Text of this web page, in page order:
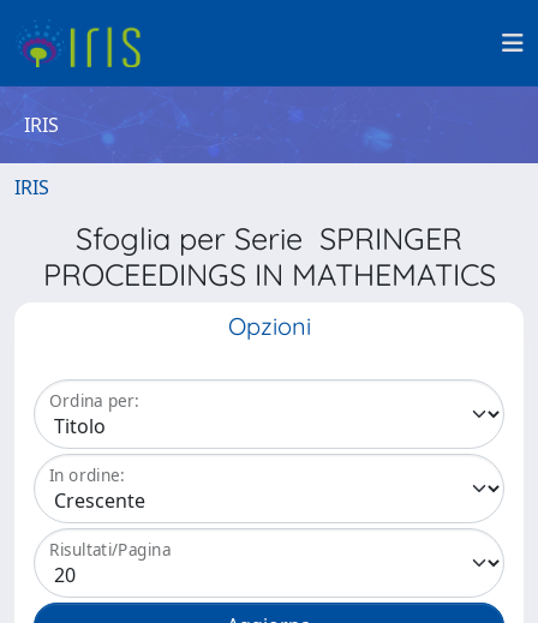
IRIS
IRIS
Sfoglia per Serie SPRINGER
PROCEEDINGS IN MATHEMATICS
Opzioni
Ordina per:
In ordine:
Risultati/Pagina